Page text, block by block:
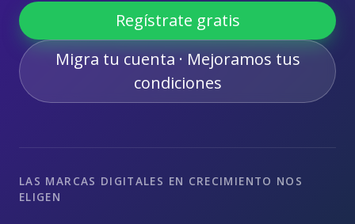
Regístrate gratis
Migra tu cuenta · Mejoramos tus
condiciones
LAS MARCAS DIGITALES EN CRECIMIENTO NOS
ELIGEN